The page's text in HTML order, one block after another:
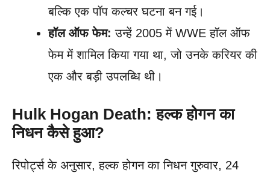
बल्कि एक पॉप कल्चर घटना बन गई।
हॉल ऑफ फेम: उन्हें 2005 में WWE हॉल ऑफ
फेम में शामिल किया गया था, जो उनके करियर की
एक और बड़ी उपलब्धि थी।
Hulk Hogan Death: हल्क होगन का
निधन कैसे हुआ?
रिपोर्ट्स के अनुसार, हल्क होगन का निधन गुरुवार, 24